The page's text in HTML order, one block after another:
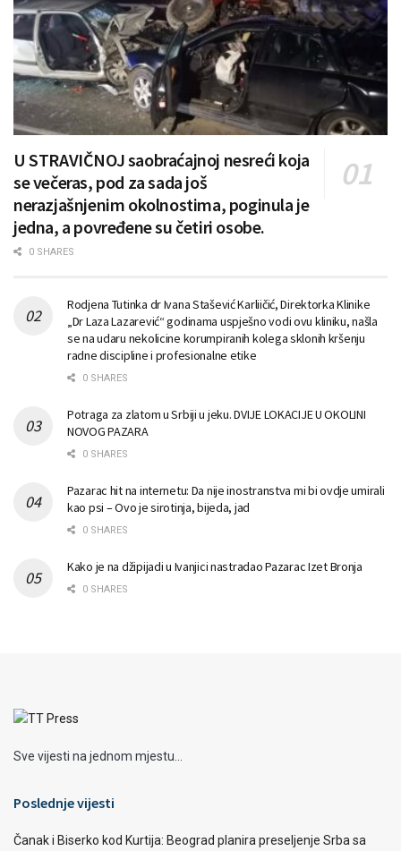
U STRAVIČNOJ saobraćajnoj nesreći koja
se večeras, pod za sada još
nerazjašnjenim okolnostima, poginula je
jedna, a povređene su četiri osobe.
0 SHARES
Rodjena Tutinka dr Ivana Stašević Karliičić, Direktorka Klinike
„Dr Laza Lazarević“ godinama uspješno vodi ovu kliniku, našla
se na udaru nekolicine korumpiranih kolega sklonih kršenju
radne discipline i profesionalne etike
0 SHARES
Potraga za zlatom u Srbiji u jeku. DVIJE LOKACIJE U OKOLINI
NOVOG PAZARA
0 SHARES
Pazarac hit na internetu: Da nije inostranstva mi bi ovdje umirali
kao psi – Ovo je sirotinja, bijeda, jad
0 SHARES
Kako je na džipijadi u Ivanjici nastradao Pazarac Izet Bronja
0 SHARES
Sve vijesti na jednom mjestu...
Poslednje vijesti
Čanak i Biserko kod Kurtija: Beograd planira preseljenje Srba sa